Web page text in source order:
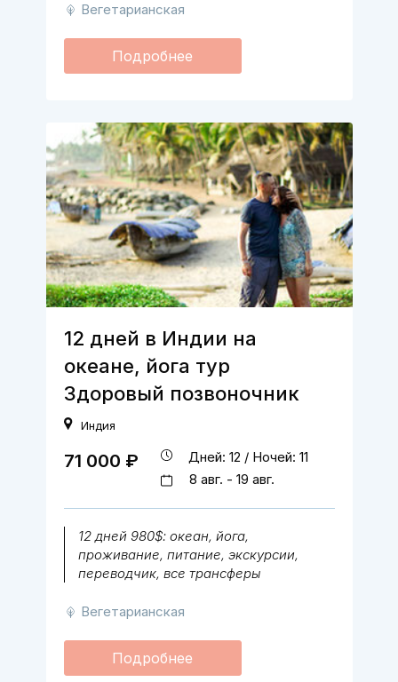
Вегетарианская
Подробнее
12 дней в Индии на
океане, йога тур
Здоровый позвоночник
Индия
12 дней 980$: океан, йога,
проживание, питание, экскурсии,
переводчик, все трансферы
Вегетарианская
71 000 ₽
Дней: 12 / Ночей: 11
8 авг. - 19 авг.
Подробнее